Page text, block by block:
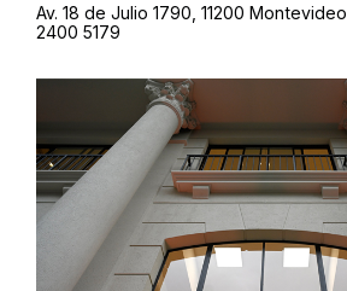
Av. 18 de Julio 1790, 11200 Montevideo
2400 5179